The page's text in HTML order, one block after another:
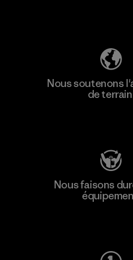
Nous soutenons
de
Nous faisons